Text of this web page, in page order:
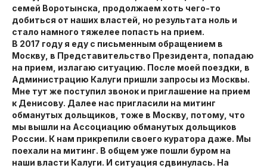
семей Воротынска, продолжаем хоть чего-то
добиться от наших властей, но результата ноль и
стало намного тяжелее попасть на прием.
В 2017 году я еду с письменным обращением в
Москву, в Представительство Президента, попадаю
на прием, излагаю ситуацию. После моей поездки, в
Администрацию Калуги пришли запросы из Москвы.
Мне тут же поступил звонок и приглашение на прием
к Денисову. Далее нас пригласили на митинг
обманутых дольщиков, тоже в Москву, потому, что
мы вышли на Ассоциацию обманутых дольщиков
России. К нам прикрепили своего куратора даже. Мы
поехали на митинг. В общем уже пошли буром на
наши власти Калуги. И ситуация сдвинулась. На